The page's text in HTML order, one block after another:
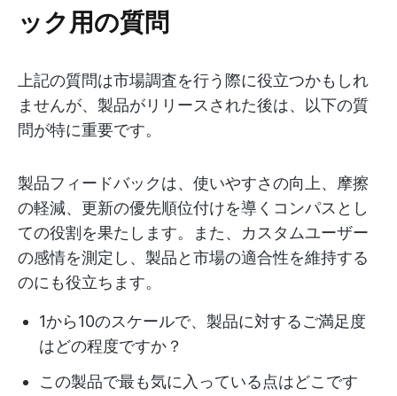
ック用の質問
上記の質問は市場調査を行う際に役立つかもしれ
ませんが、製品がリリースされた後は、以下の質
問が特に重要です。
製品フィードバックは、使いやすさの向上、摩擦
の軽減、更新の優先順位付けを導くコンパスとし
ての役割を果たします。また、カスタムユーザー
の感情を測定し、製品と市場の適合性を維持する
のにも役立ちます。
1から10のスケールで、製品に対するご満足度
はどの程度ですか？
この製品で最も気に入っている点はどこです